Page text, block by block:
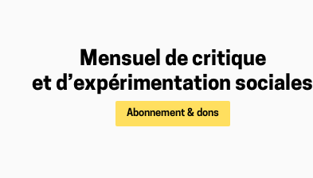
Mensuel de critique
et d’expérimentation sociales
Abonnement & dons